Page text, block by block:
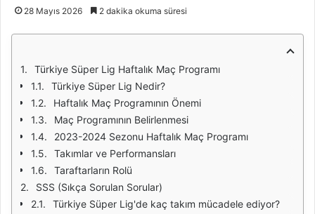
28 Mayıs 2026 2 dakika okuma süresi
Türkiye Süper Lig Haftalık Maç Programı
Türkiye Süper Lig Nedir?
Haftalık Maç Programının Önemi
Maç Programının Belirlenmesi
2023-2024 Sezonu Haftalık Maç Programı
Takımlar ve Performansları
Taraftarların Rolü
SSS (Sıkça Sorulan Sorular)
Türkiye Süper Lig'de kaç takım mücadele ediyor?